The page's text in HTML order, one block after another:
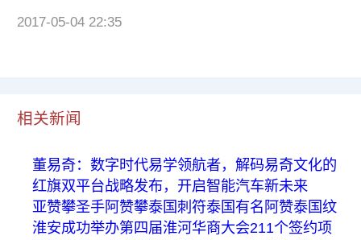
2017-05-04 22:35
相关新闻
董易奇：数字时代易学领航者，解码易奇文化的
红旗双平台战略发布，开启智能汽车新未来
亚赞攀圣手阿赞攀泰国刺符泰国有名阿赞泰国纹
淮安成功举办第四届淮河华商大会211个签约项